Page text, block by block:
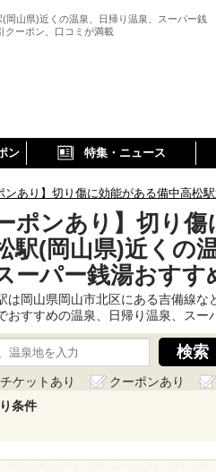
岡山県)近くの温泉、日帰り温泉、スーパー銭
クーポン、口コミが満載
ン 特集・ニュース
ンあり】切り傷に効能がある備中高松
ポンあり】切り
駅(岡山県)近くの
ーパー銭湯おすす
は岡山県岡山市北区にある吉備線
おすすめの温泉、日帰り温泉、スー
ケットあり クーポンあり
条件